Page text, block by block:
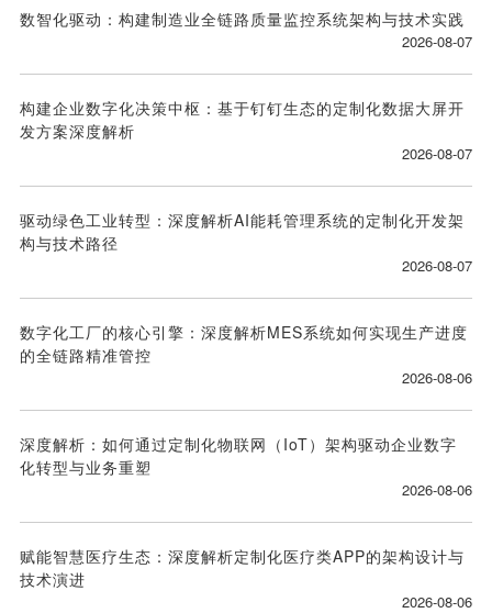
数智化驱动：构建制造业全链路质量监控系统架构与技术实践
2026-08-07
构建企业数字化决策中枢：基于钉钉生态的定制化数据大屏开
发方案深度解析
2026-08-07
驱动绿色工业转型：深度解析AI能耗管理系统的定制化开发架
构与技术路径
2026-08-07
数字化工厂的核心引擎：深度解析MES系统如何实现生产进度
的全链路精准管控
2026-08-06
深度解析：如何通过定制化物联网（IoT）架构驱动企业数字
化转型与业务重塑
2026-08-06
赋能智慧医疗生态：深度解析定制化医疗类APP的架构设计与
技术演进
2026-08-06